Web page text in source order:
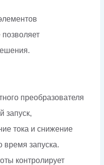
преобразователя
запуск,
тока и снижение
время запуска.
контролирует